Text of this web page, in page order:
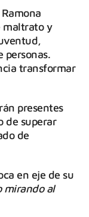
maltrato y
personas.
transformar
presentes
de superar
de
en eje de su
mirando al